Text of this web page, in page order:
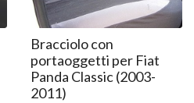
Bracciolo con
portaoggetti per Fiat
Panda Classic (2003-
2011)